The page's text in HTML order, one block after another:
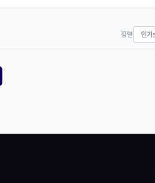
정렬 인기